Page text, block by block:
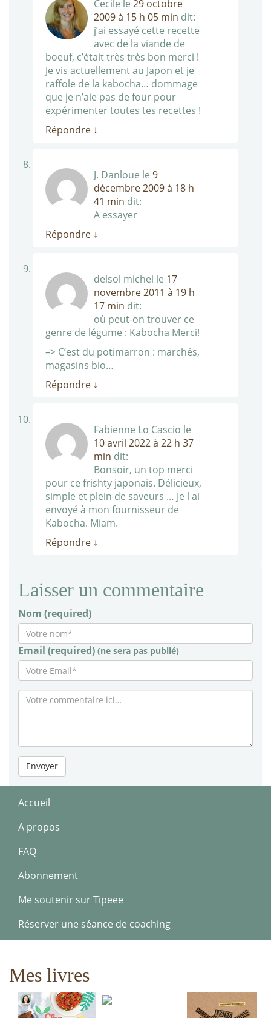
Cecile le 29 octobre
2009 à 15 h 05 min dit:
j’ai essayé cette recette
avec de la viande de
boeuf, c’était très très bon merci !
Je vis actuellement au Japon et je
raffole de la kabocha… dommage
que je n’aie pas de four pour
expérimenter toutes tes recettes !
Répondre ↓
J. Danloue le 9
décembre 2009 à 18 h
41 min dit:
A essayer
Répondre ↓
delsol michel le 17
novembre 2011 à 19 h
17 min dit:
où peut-on trouver ce
genre de légume : Kabocha Merci!
–> C’est du potimarron : marchés,
magasins bio…
Répondre ↓
Fabienne Lo Cascio le
10 avril 2022 à 22 h 37
min dit:
Bonsoir, un top merci
pour ce frishty japonais. Délicieux,
simple et plein de saveurs … Je l ai
envoyé à mon fournisseur de
Kabocha. Miam.
Répondre ↓
Laisser un commentaire
Nom (required)
Email (required) (ne sera pas publié)
Envoyer
Accueil
A propos
FAQ
Abonnement
Me soutenir sur Tipeee
Réserver une séance de coaching
Mes livres